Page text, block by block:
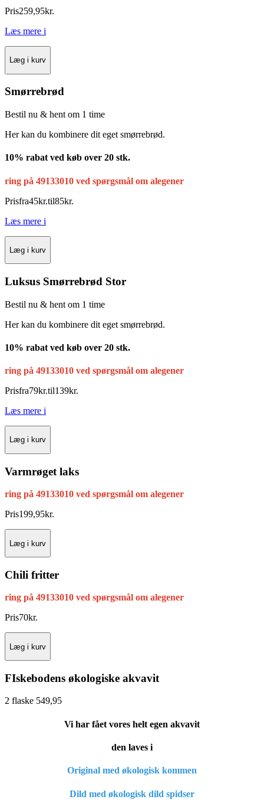
Pris259,95kr.
Læs mere i
Læg i kurv
Smørrebrød
Bestil nu & hent om 1 time
Her kan du kombinere dit eget smørrebrød.
10% rabat ved køb over 20 stk.
ring på 49133010 ved spørgsmål om alegener
Prisfra45kr.til85kr.
Læs mere i
Læg i kurv
Luksus Smørrebrød Stor
Bestil nu & hent om 1 time
Her kan du kombinere dit eget smørrebrød.
10% rabat ved køb over 20 stk.
ring på 49133010 ved spørgsmål om alegener
Prisfra79kr.til139kr.
Læs mere i
Læg i kurv
Varmrøget laks
ring på 49133010 ved spørgsmål om alegener
Pris199,95kr.
Læg i kurv
Chili fritter
ring på 49133010 ved spørgsmål om alegener
Pris70kr.
Læg i kurv
FIskebodens økologiske akvavit
2 flaske 549,95
Vi har fået vores helt egen akvavit
den laves i
Original med økologisk kommen
Dild med økologisk dild spidser